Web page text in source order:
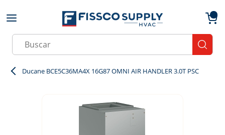
Skip to main content
Site Search
Ducane BCE5C36MA4X 16G87 OMNI AIR HANDLER 3.0T PSC